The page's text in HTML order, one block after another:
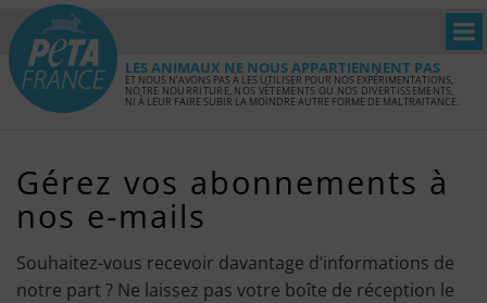
LES ANIMAUX NE NOUS APPARTIENNENT PAS
ET NOUS N’AVONS PAS À LES UTILISER POUR NOS EXPÉRIMENTATIONS,
NOTRE NOURRITURE, NOS VÊTEMENTS OU NOS DIVERTISSEMENTS,
NI À LEUR FAIRE SUBIR LA MOINDRE AUTRE FORME DE MALTRAITANCE.
Gérez vos abonnements à
nos e-mails
Souhaitez-vous recevoir davantage d’informations de
notre part ? Ne laissez pas votre boîte de réception le